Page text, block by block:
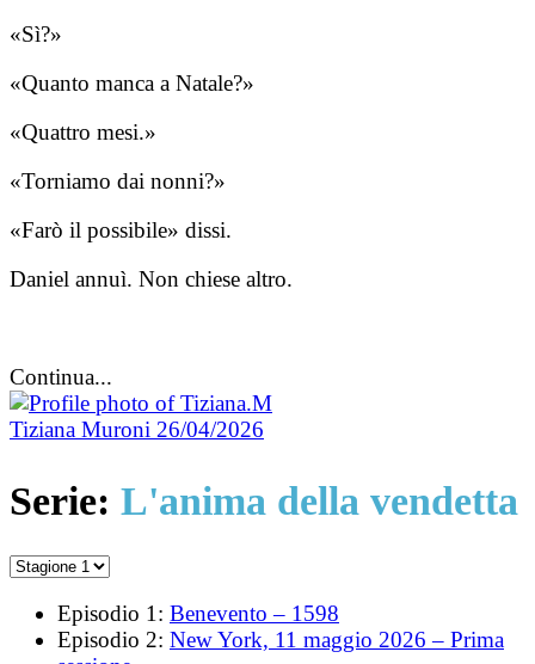
«Sì?»
«Quanto manca a Natale?»
«Quattro mesi.»
«Torniamo dai nonni?»
«Farò il possibile» dissi.
Daniel annuì. Non chiese altro.
Continua...
Tiziana Muroni 26/04/2026
Serie: L'anima della vendetta
Episodio 1: Benevento – 1598
Episodio 2: New York, 11 maggio 2026 – Prima